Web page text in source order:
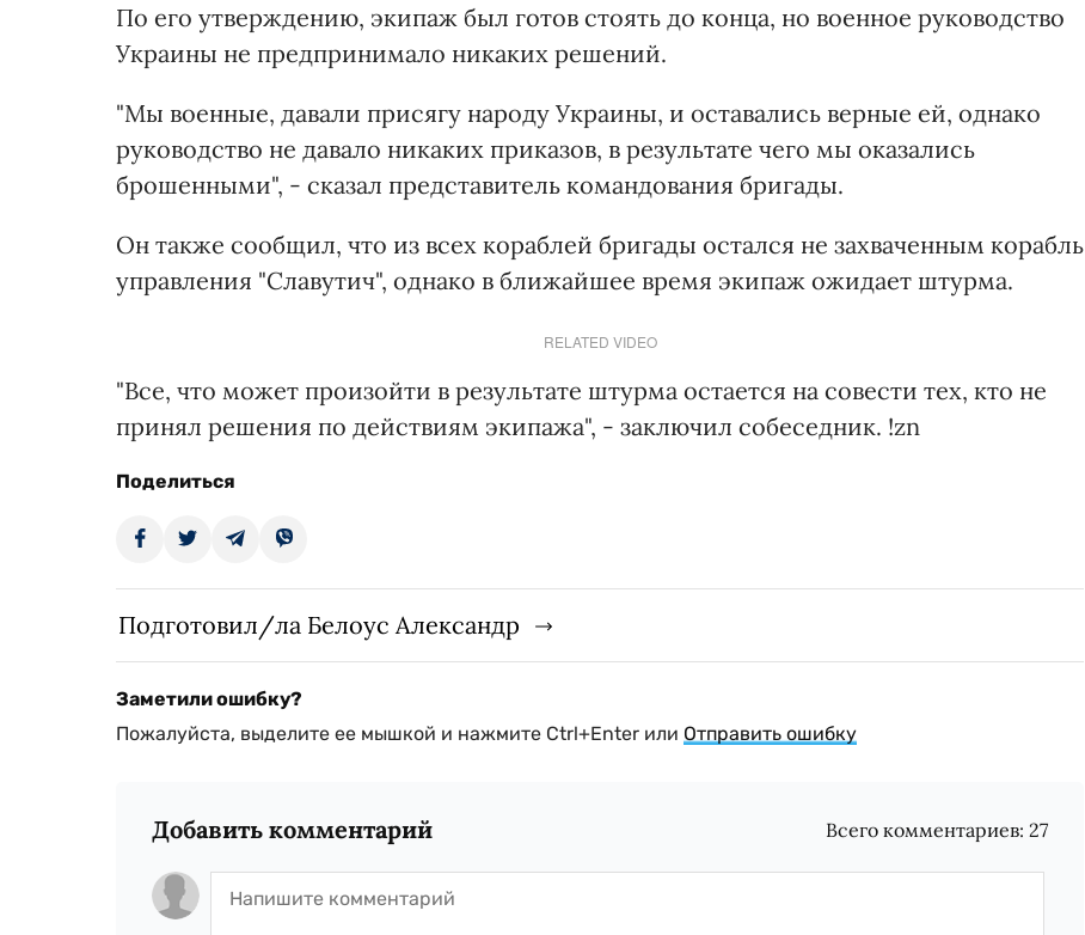
По его утверждению, экипаж был готов стоять до конца, но военное руководство
Украины не предпринимало никаких решений.
"Мы военные, давали присягу народу Украины, и оставались верные ей, однако
руководство не давало никаких приказов, в результате чего мы оказались
брошенными", - сказал представитель командования бригады.
Он также сообщил, что из всех кораблей бригады остался не захваченным корабль
управления "Славутич", однако в ближайшее время экипаж ожидает штурма.
RELATED VIDEO
"Все, что может произойти в результате штурма остается на совести тех, кто не
принял решения по действиям экипажа", - заключил собеседник. !zn
Поделиться
Подготовил/ла Белоус Александр
Заметили ошибку?
Пожалуйста, выделите ее мышкой и нажмите Ctrl+Enter или Отправить ошибку
Добавить комментарий Всего комментариев: 27